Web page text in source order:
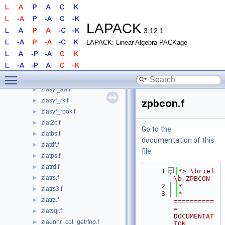
LAPACK 3.12.1
LAPACK: Linear Algebra PACKage
► zlaset.f
► zlasr.f
► zlassq.f90
► zlaswlq.f
► zlaswp.f
► zlasyf_aa.f
► zlasyf_rk.f
► zlasyf_rook.f
► zlat2c.f
► zlatbs.f
► zlatdf.f
► zlatps.f
► zlatrd.f
► zlatrs.f
► zlatrs3.f
► zlatrz.f
► zlatsqr.f
► zlaunhr_col_getrfnp.f
zpbcon.f
Go to the
documentation of this
file.
    1
*> \brief
\b ZPBCON
    2
*
    3
*
==========
=
DOCUMENTAT